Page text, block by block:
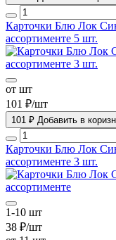
Карточки Блю Лок
ассортименте 5 шт.
от шт
101 ₽/шт
101 ₽ Добавить в
Карточки Блю Лок
ассортименте 3 шт.
1-10 шт
38 ₽/шт